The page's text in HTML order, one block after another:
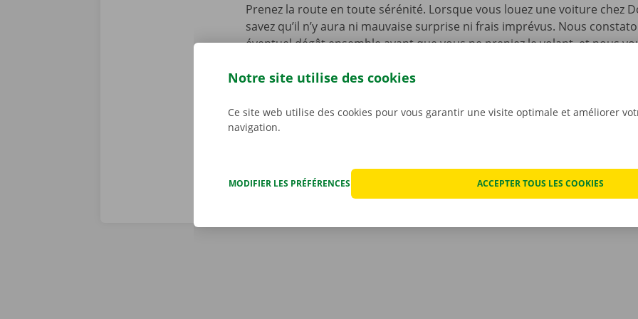
Prenez la route en toute sérénité. Lorsque vous louez une voiture chez
savez qu’il n’y aura ni mauvaise surprise ni frais imprévus. Nous
éventuel dégât ensemble avant que vous ne preniez le volant, et nous
personnalisés sont notre priorité absolue.
dépannage disponible 24 h/24 et 7 j/7.
Notre site utilise des cookies
Ce site web utilise des cookies pour vous garantir une visite optimale et améliorer
navigation.
MODIFIER LES PRÉFÉRENCES ACCEPTER TOUS LES COOKIES